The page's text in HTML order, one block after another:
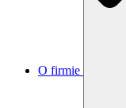
O firmie